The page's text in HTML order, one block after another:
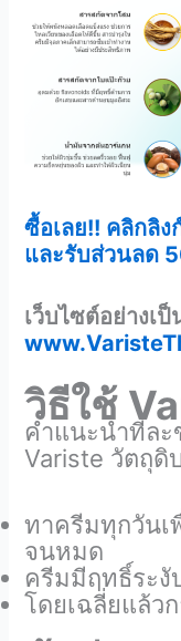
ซื้อเลย!! คลิกลิง
และรับส่วนลด
เว็บไซต์อย่างเป็
วิธีใช้
คำแนะนำทีล
Variste วัตถุดิ
ทาครีมทุกวันเ
จนหมด
ครีมมีฤทธิ์ระงั
โดยเฉลี่ยแล้ว